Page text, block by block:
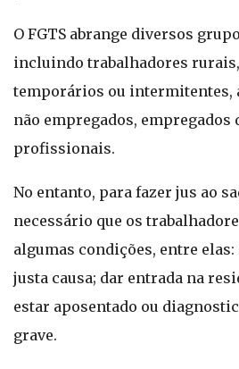
O FGTS abrange diversos
incluindo trabalhadores
temporários ou intermitentes,
não empregados, empregados
profissionais.
No entanto, para fazer jus ao
necessário que os
algumas condições, entre
justa causa; dar entrada na
estar aposentado ou
grave.